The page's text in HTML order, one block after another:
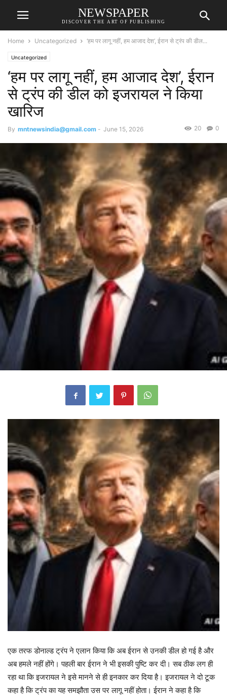
NEWSPAPER
DISCOVER THE ART OF PUBLISHING
Home Uncategorized ‘हम पर लागू नहीं, हम आजाद देश’, ईरान से ट्रंप की डील...
Uncategorized
‘हम पर लागू नहीं, हम आजाद देश’, ईरान
से ट्रंप की डील को इजरायल ने किया
खारिज
By mntnewsindia@gmail.com - June 15, 2026 0
20
एक तरफ डोनाल्ड ट्रंप ने एलान किया कि अब ईरान से उनकी डील हो गई है और
अब हमले नहीं होंगे। पहली बार ईरान ने भी इसकी पुष्टि कर दी। सब ठीक लग ही
रहा था कि इजरायल ने इसे मानने से ही इनकार कर दिया है। इजरायल ने दो टूक
कहा है कि ट्रंप का यह समझौता उस पर लागू नहीं होता। ईरान ने कहा है कि